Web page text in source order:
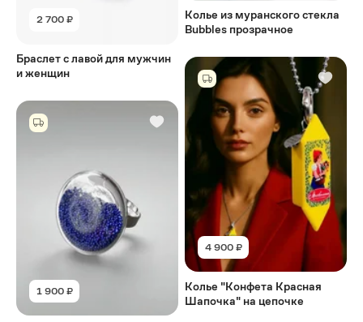
2 700 ₽
Браслет с лавой для мужчин
и женщин
1 900 ₽
Колье из муранского стекла
Bubbles прозрачное
4 900 ₽
Колье "Конфета Красная
Шапочка" на цепочке